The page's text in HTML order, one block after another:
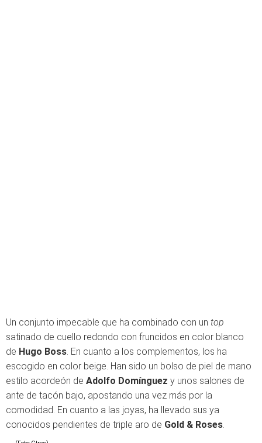
Un conjunto impecable que ha combinado con un top
satinado de cuello redondo con fruncidos en color blanco
de Hugo Boss . En cuanto a los complementos, los ha
escogido en color beige. Han sido un bolso de piel de mano
estilo acordeón de Adolfo Domínguez y unos salones de
ante de tacón bajo, apostando una vez más por la
comodidad. En cuanto a las joyas, ha llevado sus ya
conocidos pendientes de triple aro de Gold & Roses